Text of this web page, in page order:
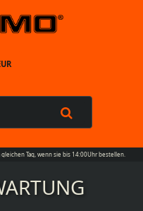
Tag, wenn sie bis 14:00Uhr bestellen.